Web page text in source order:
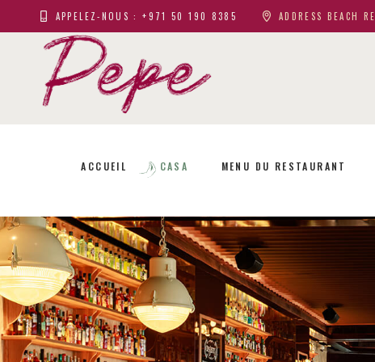
APPELEZ-NOUS : +971 50 190 8385 ADDRESS BEACH
ACCUEIL CASA MENU DU RESTAURANT